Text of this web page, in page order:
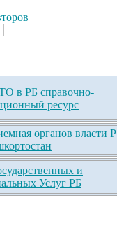
в РБ справочно-
ресурс
органов власти Р
и
Услуг РБ